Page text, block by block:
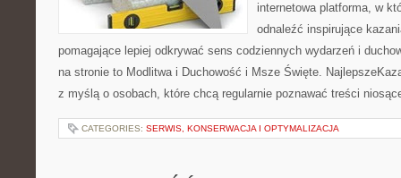
internetowa platforma, w
odnaleźć inspirujące
pomagające lepiej odkrywać sens codziennych wydarzeń i
na stronie to Modlitwa i Duchowość i Msze Święte.
z myślą o osobach, które chcą regularnie poznawać treści
CATEGORIES: SERWIS, KONSERWACJA I OPTYMALIZACJA